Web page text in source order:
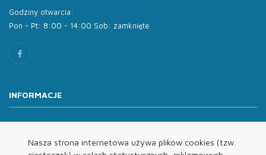
Nasza strona internetowa używa plików cookies (tzw.
Godziny otwarcia:
Pon - Pt: 8:00 - 14:00 Sob: zamknięte
INFORMACJE
Oferta